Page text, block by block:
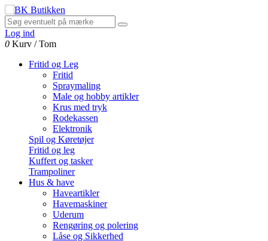
Log ind
0 Kurv /Tom
Fritid og Leg
Fritid
Spraymaling
Male og hobby artikler
Krus med tryk
Rodekassen
Elektronik
Spil og Køretøjer
Fritid og leg
Kuffert og tasker
Trampoliner
Hus & have
Haveartikler
Havemaskiner
Uderum
Rengøring og polering
Låse og Sikkerhed